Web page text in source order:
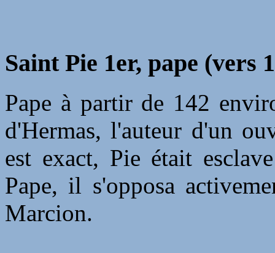
Saint Pie 1er, pape (vers
Pape à partir de 142
d'Hermas, l'auteur d'un
est exact, Pie était
Pape, il s'opposa
Marcion.